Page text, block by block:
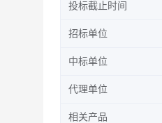
投标截止时间
招标单位
中标单位
代理单位
相关产品